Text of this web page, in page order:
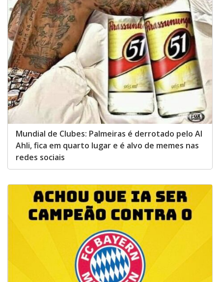
Mundial de Clubes: Palmeiras é derrotado pelo Al
Ahli, fica em quarto lugar e é alvo de memes nas
redes sociais